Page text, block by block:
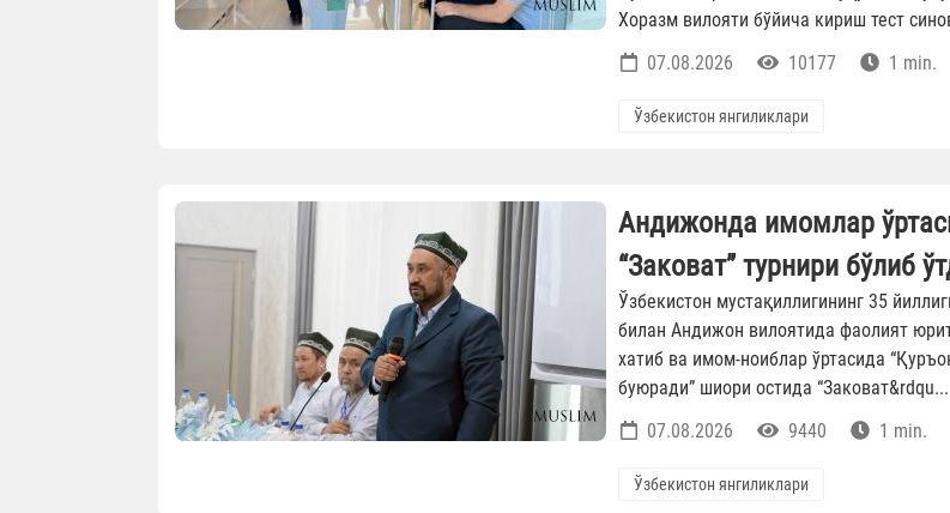
Хоразм вилояти бўйича кириш тест
07.08.2026
10177 1 min.
Ўзбекистон янгиликлари
Андижонда имомлар
“Заковат” турнири бўлиб
Ўзбекистон мустақиллигининг 35
билан Андижон вилоятида фаолият
хатиб ва имом-ноиблар ўртасида
буюради” шиори остида “Заковат&rdqu...
07.08.2026
9440 1 min.
Ўзбекистон янгиликлари